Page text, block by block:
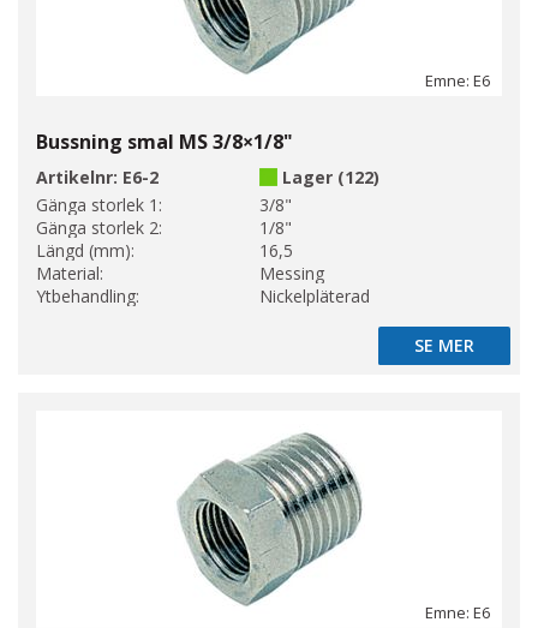
Emne: E6
Bussning smal MS 3/8×1/8"
Artikelnr: E6-2
Lager (122)
Gänga storlek 1:
3/8"
Gänga storlek 2:
1/8"
Längd (mm):
16,5
Material:
Messing
Ytbehandling:
Nickelpläterad
SE MER
SE MER
Emne: E6